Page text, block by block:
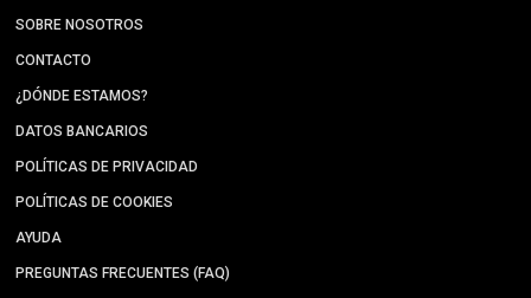
SOBRE NOSOTROS
CONTACTO
¿DÓNDE ESTAMOS?
DATOS BANCARIOS
POLÍTICAS DE PRIVACIDAD
POLÍTICAS DE COOKIES
AYUDA
PREGUNTAS FRECUENTES (FAQ)